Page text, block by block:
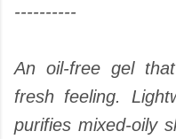
----------
An oil-free gel
fresh feeling.
purifies mixed-oily